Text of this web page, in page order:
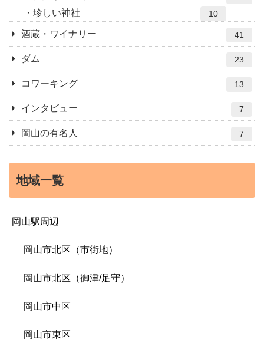
珍しい神社 10
酒蔵・ワイナリー 41
ダム 23
コワーキング 13
インタビュー 7
岡山の有名人 7
地域一覧
岡山駅周辺
岡山市北区（市街地）
岡山市北区（御津/足守）
岡山市中区
岡山市東区